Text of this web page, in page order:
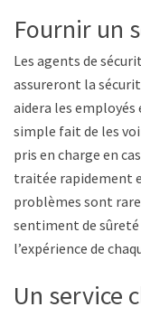
Fournir un
Les agents de
assureront la
aidera les employés
simple fait de les
pris en charge en
traitée rapidement
problèmes sont
sentiment de
l’expérience de
Un service